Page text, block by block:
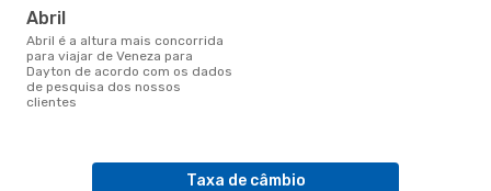
abril
abril é a altura mais concorrida
para viajar de Veneza para
Dayton de acordo com os dados
de pesquisa dos nossos
clientes
Taxa de câmbio